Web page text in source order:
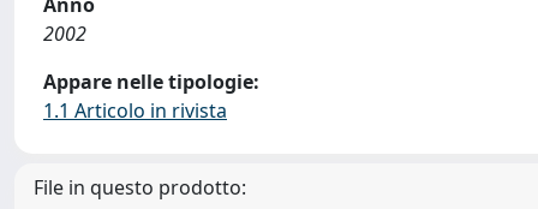
2002
Appare nelle tipologie:
1.1 Articolo in rivista
File in questo prodotto: